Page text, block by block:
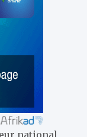
national